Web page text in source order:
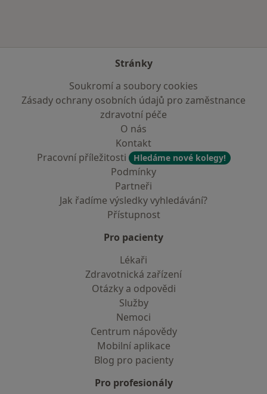
Stránky
Soukromí a soubory cookies
Zásady ochrany osobních údajů pro zaměstnance
zdravotní péče
O nás
Kontakt
Pracovní příležitosti
Hledáme nové kolegy!
Podmínky
Partneři
Jak řadíme výsledky vyhledávání?
Přístupnost
Pro pacienty
Lékaři
Zdravotnická zařízení
Otázky a odpovědi
Služby
Nemoci
Centrum nápovědy
Mobilní aplikace
Blog pro pacienty
Pro profesionály